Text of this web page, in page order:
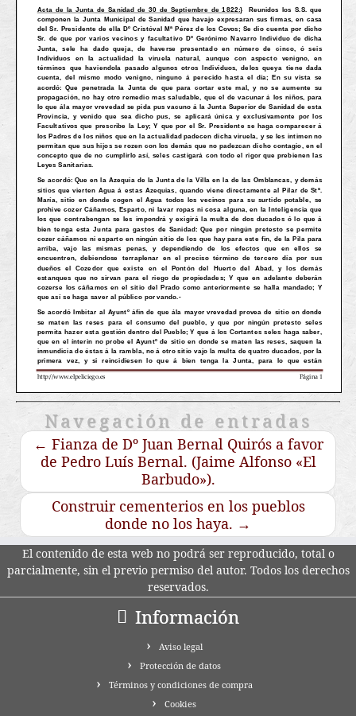
Navegación de entradas
← Fianza de Dº Juan Bernal Quirós a favor
de Pedro Luís Bernal. (Jaime Alfonso «El
Barbudo»).
Construir cementerios en los pueblos
donde no los haya. →
El contenido de esta web no podrá ser reproducido, total o
parcialmente, sin el previo permiso del autor. Todos los derechos
reservados.
Información
Aviso legal
Protección de datos
Términos y condiciones de compra
Cookies